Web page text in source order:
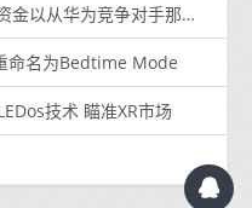
为竞争对手那里购买5G Gear
命名为Bedtime Mode
技术 瞄准XR市场